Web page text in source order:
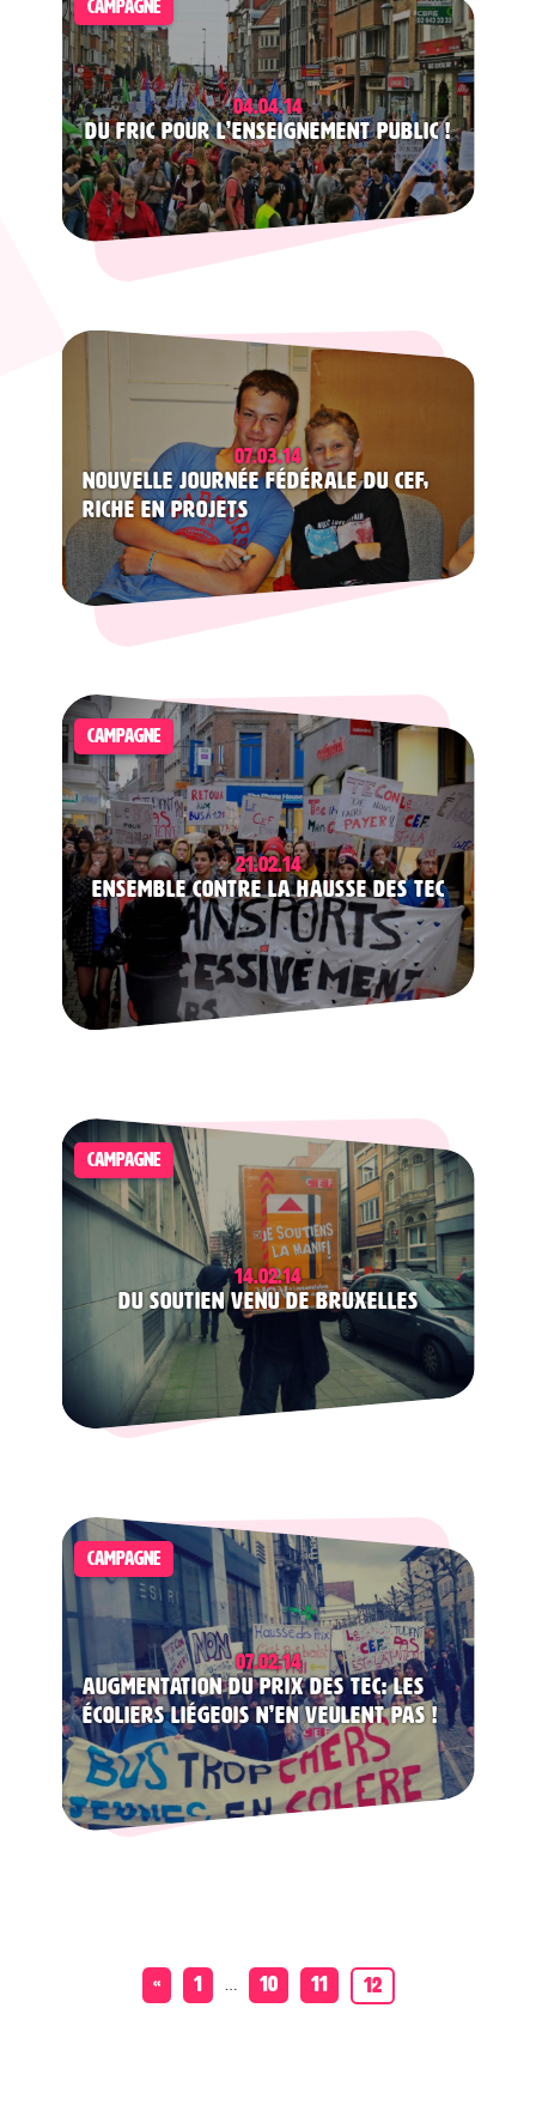
CAMPAGNE
04.04.14
Du fric pour l’enseignement public !
07.03.14
Nouvelle journée fédérale du CEF,
riche en projets
CAMPAGNE
21.02.14
Ensemble contre la hausse des TEC
CAMPAGNE
14.02.14
Du soutien venu de Bruxelles
CAMPAGNE
07.02.14
Augmentation du prix des TEC: les
écoliers liégeois n’en veulent pas !
« 1 10 11 12